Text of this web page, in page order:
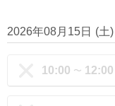
2026年08月15日 (土)
10:00 〜 12:00